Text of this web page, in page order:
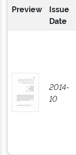
Preview
Issue
Date
2014-
10